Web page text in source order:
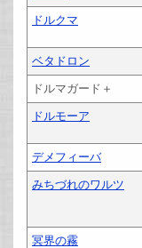
ドルクマ
ベタドロン
ドルマガード＋
ドルモーア
デメフィーバ
みちづれのワルツ
冥界の霧